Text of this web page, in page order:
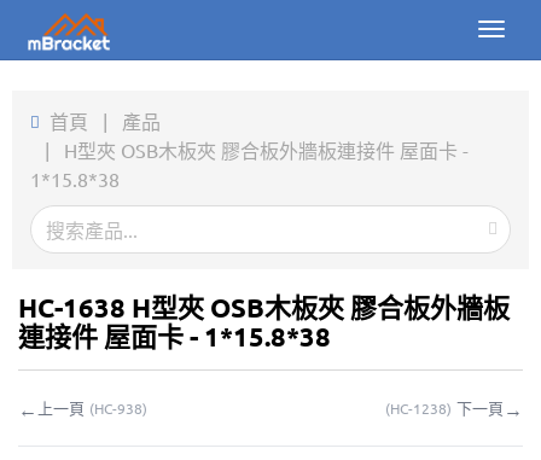
Toggle
產品
新聞
關於我們
下載
首頁 | 產品
| H型夾 OSB木板夾 膠合板外牆板連接件 屋面卡 -
1*15.8*38
HC-1638 H型夾 OSB木板夾 膠合板外牆板
連接件 屋面卡 - 1*15.8*38
← 上一頁 (HC-938) (HC-1238) 下一頁 →